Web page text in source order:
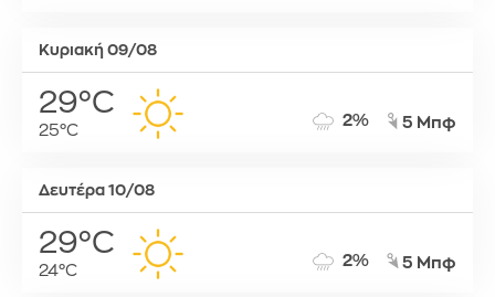
Κυριακή 09/08
29°C
25°C
2% 5 Μπφ
Δευτέρα 10/08
29°C
24°C
2% 5 Μπφ